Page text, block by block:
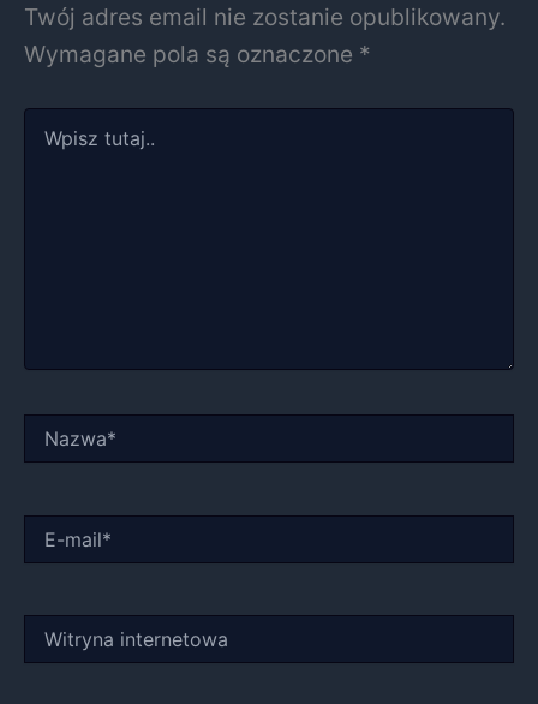
Twój adres email nie zostanie opublikowany.
Wymagane pola są oznaczone *
tutaj..
mail*
internetowa